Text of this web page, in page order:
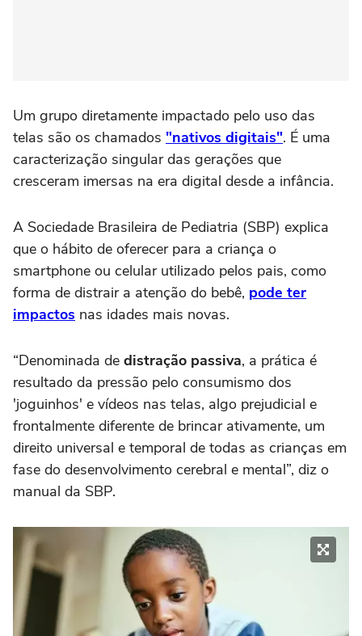
Um grupo diretamente impactado pelo uso das
telas são os chamados "nativos digitais". É uma
caracterização singular das gerações que
cresceram imersas na era digital desde a infância.
A Sociedade Brasileira de Pediatria (SBP) explica
que o hábito de oferecer para a criança o
smartphone ou celular utilizado pelos pais, como
forma de distrair a atenção do bebê, pode ter
impactos nas idades mais novas.
“Denominada de distração passiva, a prática é
resultado da pressão pelo consumismo dos
'joguinhos' e vídeos nas telas, algo prejudicial e
frontalmente diferente de brincar ativamente, um
direito universal e temporal de todas as crianças em
fase do desenvolvimento cerebral e mental”, diz o
manual da SBP.